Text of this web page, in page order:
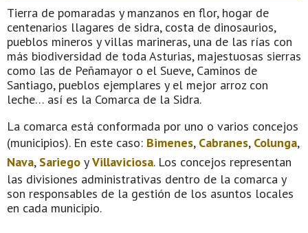
Tierra de pomaradas y manzanos en flor, hogar de
centenarios llagares de sidra, costa de dinosaurios,
pueblos mineros y villas marineras, una de las rías con
más biodiversidad de toda Asturias, majestuosas sierras
como las de Peñamayor o el Sueve, Caminos de
Santiago, pueblos ejemplares y el mejor arroz con
leche… así es la Comarca de la Sidra.
La comarca está conformada por uno o varios concejos
(municipios). En este caso: Bimenes, Cabranes, Colunga,
Nava, Sariego yVillaviciosa. Los concejos representan
las divisiones administrativas dentro de la comarca y
son responsables de la gestión de los asuntos locales
en cada municipio.